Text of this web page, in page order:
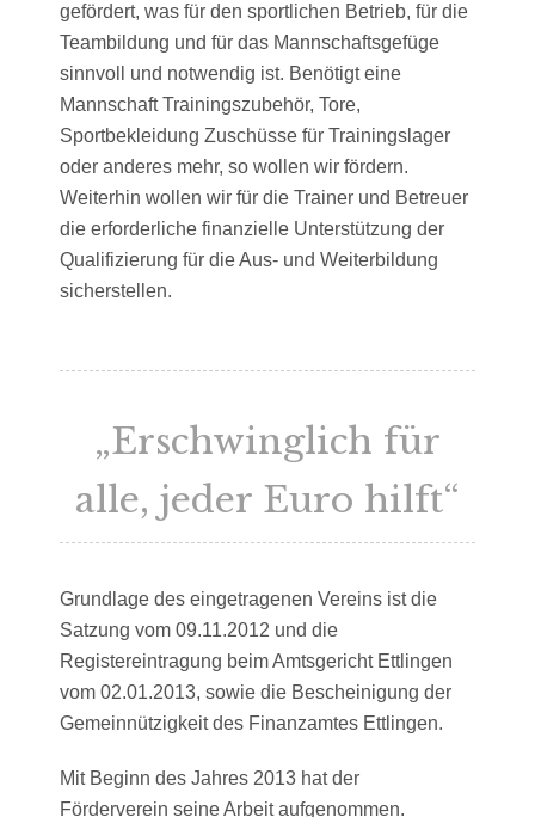
gefördert, was für den sportlichen Betrieb, für die
Teambildung und für das Mannschaftsgefüge
sinnvoll und notwendig ist. Benötigt eine
Mannschaft Trainingszubehör, Tore,
Sportbekleidung Zuschüsse für Trainingslager
oder anderes mehr, so wollen wir fördern.
Weiterhin wollen wir für die Trainer und Betreuer
die erforderliche finanzielle Unterstützung der
Qualifizierung für die Aus- und Weiterbildung
sicherstellen.
„Erschwinglich für
alle, jeder Euro hilft“
Grundlage des eingetragenen Vereins ist die
Satzung vom 09.11.2012 und die
Registereintragung beim Amtsgericht Ettlingen
vom 02.01.2013, sowie die Bescheinigung der
Gemeinnützigkeit des Finanzamtes Ettlingen.
Mit Beginn des Jahres 2013 hat der
Förderverein seine Arbeit aufgenommen.